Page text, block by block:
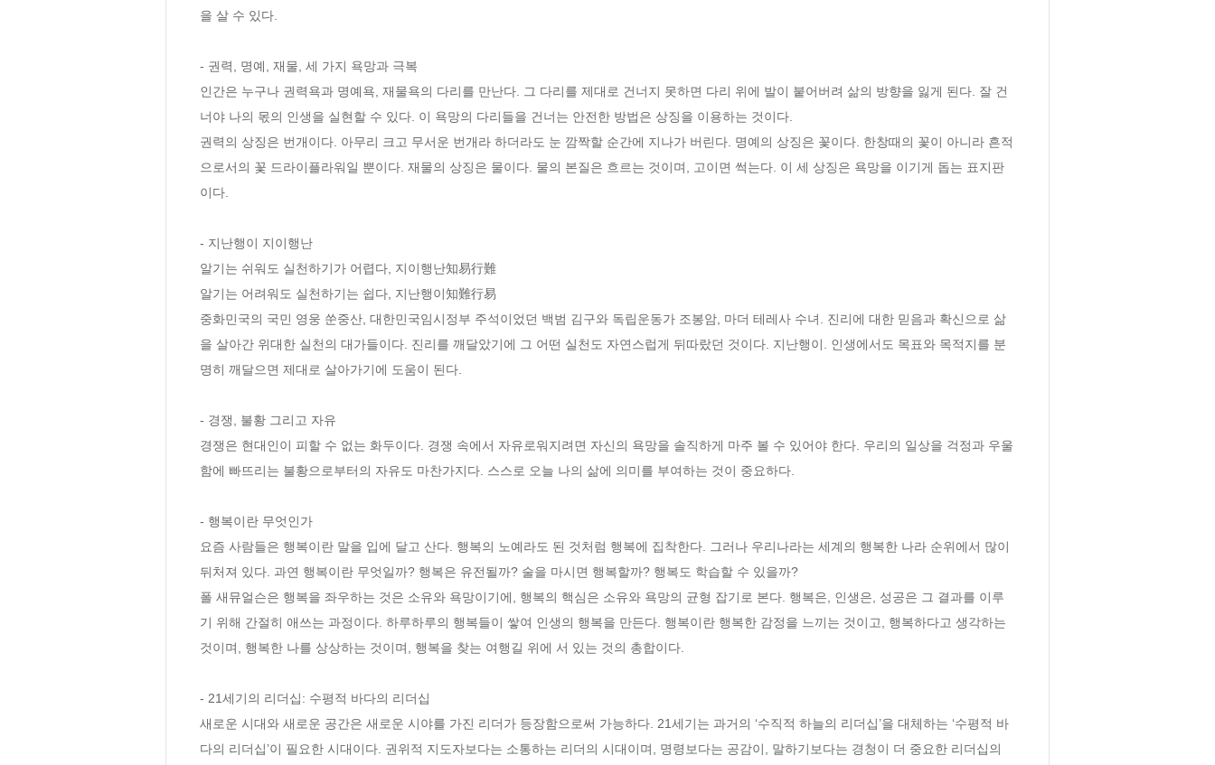
을 살 수 있다.
- 권력, 명예, 재물, 세 가지 욕망과 극복
인간은 누구나 권력욕과 명예욕, 재물욕의 다리를 만난다. 그 다리를 제대로 건너지 못하면 다리 위에 발이 붙어버려 삶의 방향을 잃게 된다. 잘 건
너야 나의 몫의 인생을 실현할 수 있다. 이 욕망의 다리들을 건너는 안전한 방법은 상징을 이용하는 것이다.
권력의 상징은 번개이다. 아무리 크고 무서운 번개라 하더라도 눈 깜짝할 순간에 지나가 버린다. 명예의 상징은 꽃이다. 한창때의 꽃이 아니라 흔적
으로서의 꽃 드라이플라워일 뿐이다. 재물의 상징은 물이다. 물의 본질은 흐르는 것이며, 고이면 썩는다. 이 세 상징은 욕망을 이기게 돕는 표지판
이다.
- 지난행이 지이행난
알기는 쉬워도 실천하기가 어렵다, 지이행난知易行難
알기는 어려워도 실천하기는 쉽다, 지난행이知難行易
중화민국의 국민 영웅 쑨중산, 대한민국임시정부 주석이었던 백범 김구와 독립운동가 조봉암, 마더 테레사 수녀. 진리에 대한 믿음과 확신으로 삶
을 살아간 위대한 실천의 대가들이다. 진리를 깨달았기에 그 어떤 실천도 자연스럽게 뒤따랐던 것이다. 지난행이. 인생에서도 목표와 목적지를 분
명히 깨달으면 제대로 살아가기에 도움이 된다.
- 경쟁, 불황 그리고 자유
경쟁은 현대인이 피할 수 없는 화두이다. 경쟁 속에서 자유로워지려면 자신의 욕망을 솔직하게 마주 볼 수 있어야 한다. 우리의 일상을 걱정과 우울
함에 빠뜨리는 불황으로부터의 자유도 마찬가지다. 스스로 오늘 나의 삶에 의미를 부여하는 것이 중요하다.
- 행복이란 무엇인가
요즘 사람들은 행복이란 말을 입에 달고 산다. 행복의 노예라도 된 것처럼 행복에 집착한다. 그러나 우리나라는 세계의 행복한 나라 순위에서 많이
뒤처져 있다. 과연 행복이란 무엇일까? 행복은 유전될까? 술을 마시면 행복할까? 행복도 학습할 수 있을까?
폴 새뮤얼슨은 행복을 좌우하는 것은 소유와 욕망이기에, 행복의 핵심은 소유와 욕망의 균형 잡기로 본다. 행복은, 인생은, 성공은 그 결과를 이루
기 위해 간절히 애쓰는 과정이다. 하루하루의 행복들이 쌓여 인생의 행복을 만든다. 행복이란 행복한 감정을 느끼는 것이고, 행복하다고 생각하는
것이며, 행복한 나를 상상하는 것이며, 행복을 찾는 여행길 위에 서 있는 것의 총합이다.
- 21세기의 리더십: 수평적 바다의 리더십
새로운 시대와 새로운 공간은 새로운 시야를 가진 리더가 등장함으로써 가능하다. 21세기는 과거의 ‘수직적 하늘의 리더십’을 대체하는 ‘수평적 바
다의 리더십’이 필요한 시대이다. 권위적 지도자보다는 소통하는 리더의 시대이며, 명령보다는 공감이, 말하기보다는 경청이 더 중요한 리더십의